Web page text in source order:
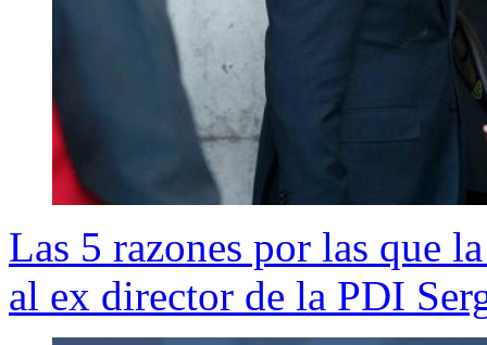
Las 5 razones por las que
al ex director de la PDI